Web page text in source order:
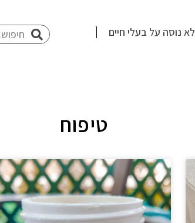
לא נוסה על בעלי חיים
טיפוח